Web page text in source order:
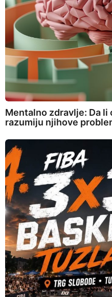
Mentalno zdravlje: Da li
razumiju njihove